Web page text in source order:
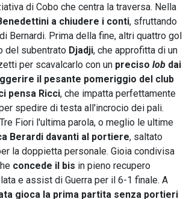
di Cobo che centra la traversa. Nella
a chiudere i conti, sfruttando
Bernardi. Prima della fine, altri quattro gol
del subentrato Djadji, che approfitta di un
per scavalcarlo con un preciso lob dai
il pesante pomeriggio del club
pensa Ricci, che impatta perfettamente
spedire di testa all'incrocio dei pali.
Fiori l'ultima parola, o meglio le ultime
Berardi davanti al portiere, saltato
la doppietta personale. Gioia condivisa
concede il bis in pieno recupero
e assist di Guerra per il 6-1 finale. A
gioca la prima partita senza portieri